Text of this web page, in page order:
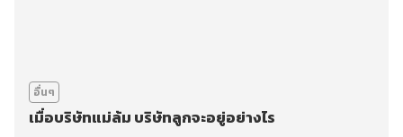
อื่นๆ
เมื่อบริษัทแม่ล้ม บริษัทลูกจะอยู่อย่างไร